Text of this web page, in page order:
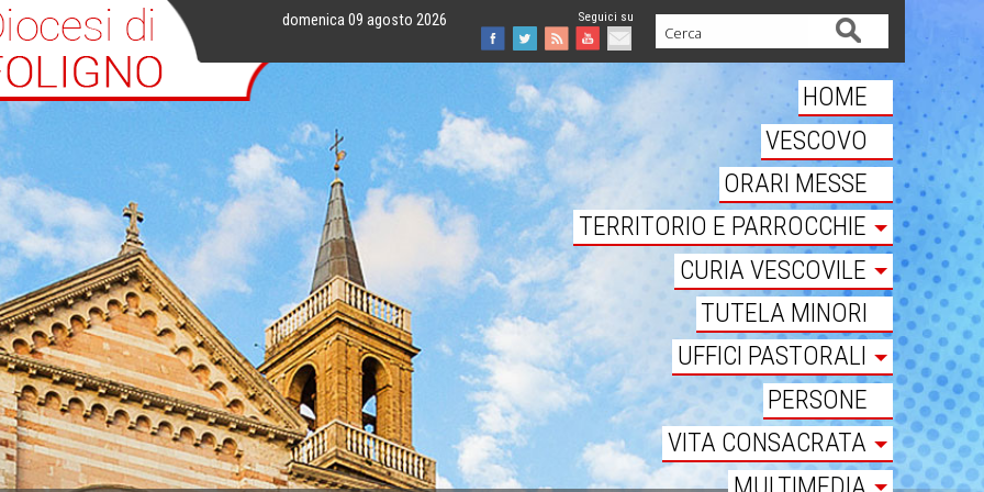
domenica 09 agosto 2026
Facebook
Twitter
FeedYoutube
Mail
Cerca
HOME
VESCOVO
ORARI MESSE
TERRITORIO E PARROCCHIE
CURIA VESCOVILE
TUTELA MINORI
UFFICI PASTORALI
PERSONE
VITA CONSACRATA